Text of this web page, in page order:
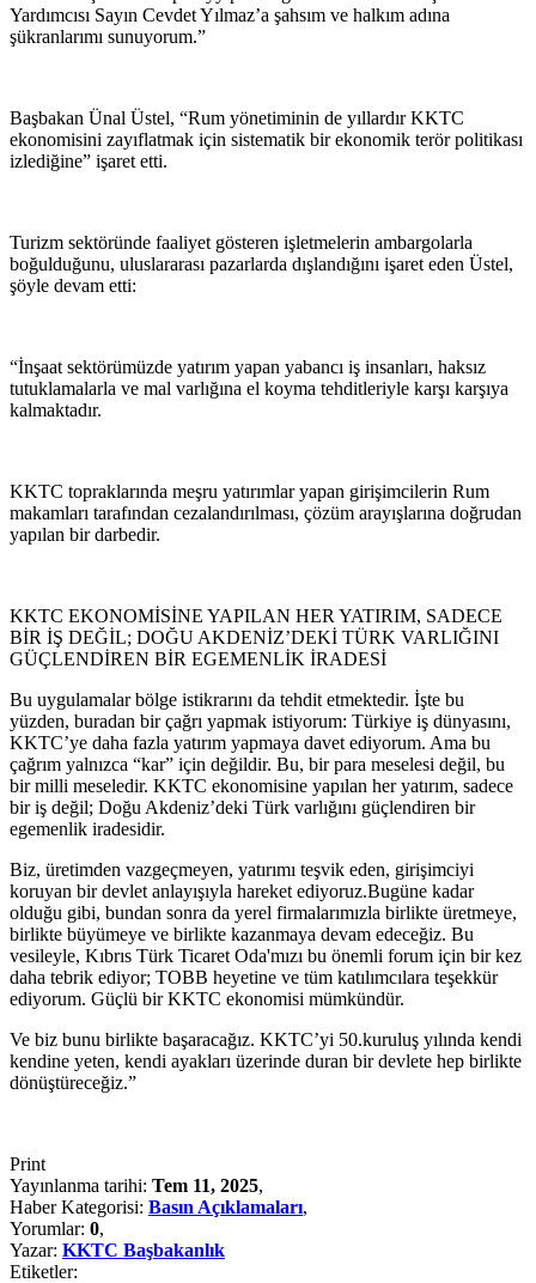
Yardımcısı Sayın Cevdet Yılmaz’a şahsım ve halkım adına
şükranlarımı sunuyorum.”
Başbakan Ünal Üstel, “Rum yönetiminin de yıllardır KKTC
ekonomisini zayıflatmak için sistematik bir ekonomik terör politikası
izlediğine” işaret etti.
Turizm sektöründe faaliyet gösteren işletmelerin ambargolarla
boğulduğunu, uluslararası pazarlarda dışlandığını işaret eden Üstel,
şöyle devam etti:
“İnşaat sektörümüzde yatırım yapan yabancı iş insanları, haksız
tutuklamalarla ve mal varlığına el koyma tehditleriyle karşı karşıya
kalmaktadır.
KKTC topraklarında meşru yatırımlar yapan girişimcilerin Rum
makamları tarafından cezalandırılması, çözüm arayışlarına doğrudan
yapılan bir darbedir.
KKTC EKONOMİSİNE YAPILAN HER YATIRIM, SADECE
BİR İŞ DEĞİL; DOĞU AKDENİZ’DEKİ TÜRK VARLIĞINI
GÜÇLENDİREN BİR EGEMENLİK İRADESİ
Bu uygulamalar bölge istikrarını da tehdit etmektedir. İşte bu
yüzden, buradan bir çağrı yapmak istiyorum: Türkiye iş dünyasını,
KKTC’ye daha fazla yatırım yapmaya davet ediyorum. Ama bu
çağrım yalnızca “kar” için değildir. Bu, bir para meselesi değil, bu
bir milli meseledir. KKTC ekonomisine yapılan her yatırım, sadece
bir iş değil; Doğu Akdeniz’deki Türk varlığını güçlendiren bir
egemenlik iradesidir.
Biz, üretimden vazgeçmeyen, yatırımı teşvik eden, girişimciyi
koruyan bir devlet anlayışıyla hareket ediyoruz.Bugüne kadar
olduğu gibi, bundan sonra da yerel firmalarımızla birlikte üretmeye,
birlikte büyümeye ve birlikte kazanmaya devam edeceğiz. Bu
vesileyle, Kıbrıs Türk Ticaret Oda'mızı bu önemli forum için bir kez
daha tebrik ediyor; TOBB heyetine ve tüm katılımcılara teşekkür
ediyorum. Güçlü bir KKTC ekonomisi mümkündür.
Ve biz bunu birlikte başaracağız. KKTC’yi 50.kuruluş yılında kendi
kendine yeten, kendi ayakları üzerinde duran bir devlete hep birlikte
dönüştüreceğiz.”
Print
Yayınlanma tarihi: Tem 11, 2025,
Haber Kategorisi: Basın Açıklamaları,
Yorumlar: 0,
Yazar: KKTC Başbakanlık
Etiketler: